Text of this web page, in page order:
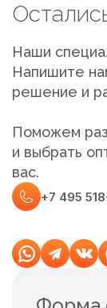
Наши
Напишите
решение и
Поможем
и выбрать
вас.
+7 495